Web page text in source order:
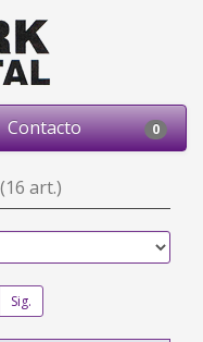
Contacto 0
(16 art.)
Sig.